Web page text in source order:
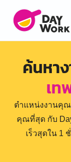
ค้นหา
เท
ตำแหน่งงานคุ
คุณที่สุด กับ
เร็วสุดใน 1